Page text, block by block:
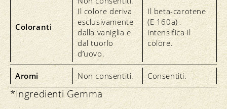
Coloranti
Il colore deriva
esclusivamente
dalla vaniglia e
dal tuorlo
d’uovo.
Il beta-carotene
(E 160a)
intensifica il
colore.
Aromi Non consentiti. Consentiti.
*Ingredienti Gemma